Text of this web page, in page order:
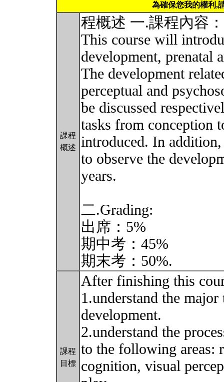
為確保您我的權利,
課程
概述
程概述 一.課程內容：
This course will
development, prenatal
The development
perceptual and
be discussed
tasks from conception
introduced. In
to observe the
years.
二.Grading:
出席：5%
期中考：45%
期末考：50%.
課程
目標
After finishing this
1.understand the
development.
2.understand the
to the following areas:
cognition, visual